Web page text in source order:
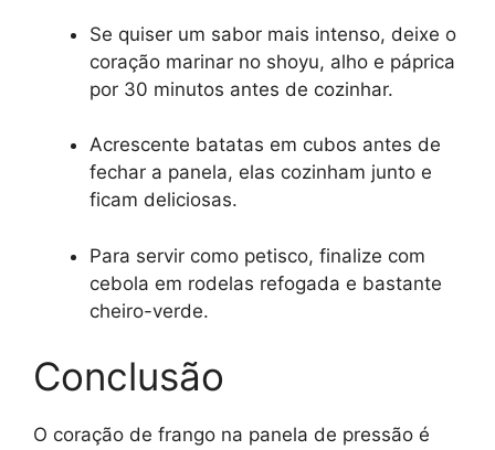
Se quiser um sabor mais intenso, deixe o
coração marinar no shoyu, alho e páprica
por 30 minutos antes de cozinhar.
Acrescente batatas em cubos antes de
fechar a panela, elas cozinham junto e
ficam deliciosas.
Para servir como petisco, finalize com
cebola em rodelas refogada e bastante
cheiro-verde.
Conclusão
O coração de frango na panela de pressão é